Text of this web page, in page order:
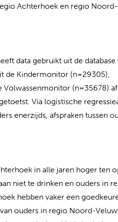
Achterhoek en regio
data gebruikt uit de
de Kindermonitor (n=29305),
(n=35678)
Via logistische
enerzijds, afspraken tussen
in alle jaren hoger ten
niet te drinken en ouders in
hebben vaker een
ouders in regio Noord-